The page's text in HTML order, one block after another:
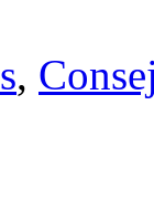
,